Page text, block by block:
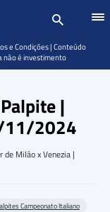
|
11/2024
de Milão x Venezia |
Campeonato Italiano
e Condições | Conteúdo
não é investimento